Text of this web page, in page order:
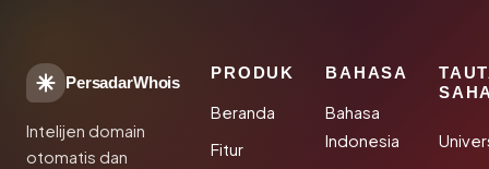
PersadarWhois
Intelijen domain
otomatis dan
PRODUK
Beranda
Fitur
BAHASA
Bahasa
Indonesia